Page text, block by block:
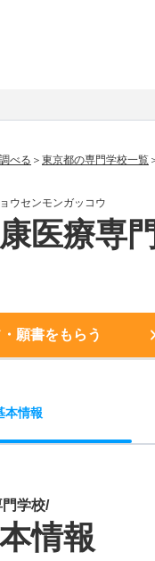
べる 東京都の専門学校一覧
ウセンモンガッコウ
医療専
願書をもらう
本情報
門学校/
情報